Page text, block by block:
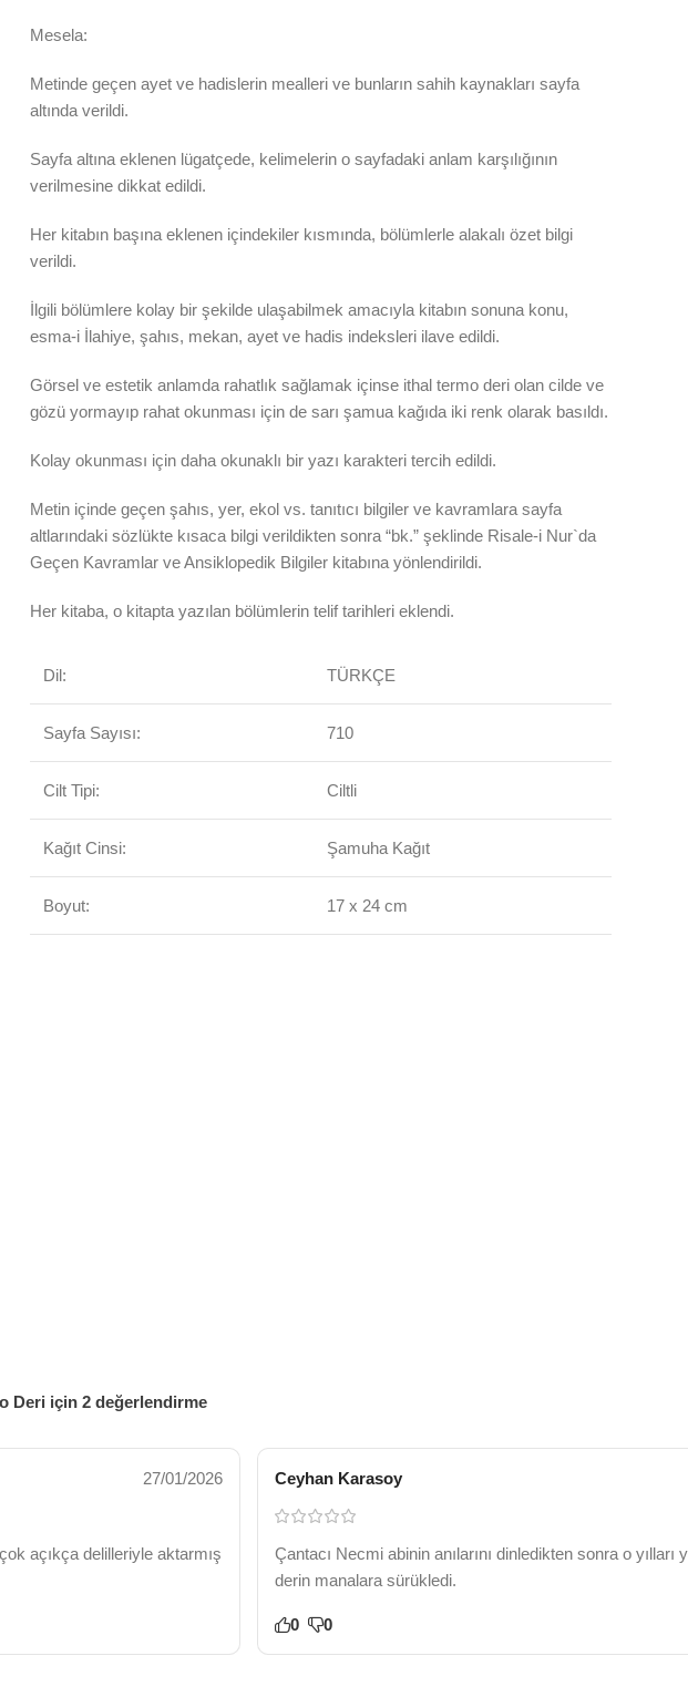
Mesela:
Metinde geçen ayet ve hadislerin mealleri ve bunların sahih kaynakları sayfa
altında verildi.
Sayfa altına eklenen lügatçede, kelimelerin o sayfadaki anlam karşılığının
verilmesine dikkat edildi.
Her kitabın başına eklenen içindekiler kısmında, bölümlerle alakalı özet bilgi
verildi.
İlgili bölümlere kolay bir şekilde ulaşabilmek amacıyla kitabın sonuna konu,
esma-i İlahiye, şahıs, mekan, ayet ve hadis indeksleri ilave edildi.
Görsel ve estetik anlamda rahatlık sağlamak içinse ithal termo deri olan cilde ve
gözü yormayıp rahat okunması için de sarı şamua kağıda iki renk olarak basıldı.
Kolay okunması için daha okunaklı bir yazı karakteri tercih edildi.
Metin içinde geçen şahıs, yer, ekol vs. tanıtıcı bilgiler ve kavramlara sayfa
altlarındaki sözlükte kısaca bilgi verildikten sonra “bk.” şeklinde Risale-i Nur`da
Geçen Kavramlar ve Ansiklopedik Bilgiler kitabına yönlendirildi.
Her kitaba, o kitapta yazılan bölümlerin telif tarihleri eklendi.
Dil: TÜRKÇE
Sayfa Sayısı: 710
Cilt Tipi: Ciltli
Kağıt Cinsi: Şamuha Kağıt
Boyut: 17 x 24 cm
Deri için 2 değerlendirme
27/01/2026
açıkça delilleriyle aktarmış
Ceyhan Karasoy
Çantacı Necmi abinin anılarını dinledikten sonra o
derin manalara sürükledi.
0 0